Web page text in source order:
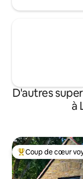
D'autres
à
Coup de cœur
Coup de cœur